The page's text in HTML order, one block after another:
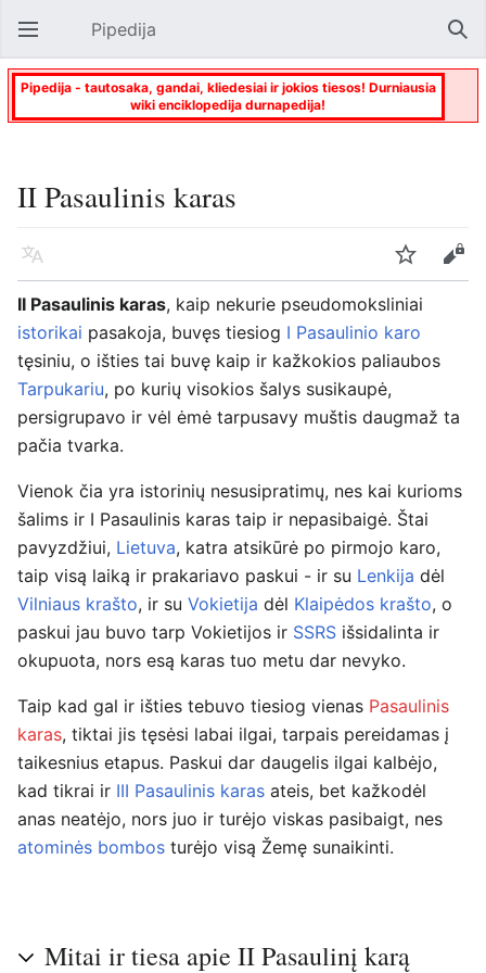
Atverti pagrindinį meniu Pipedija
Pipedija - tautosaka, gandai, kliedesiai ir jokios tiesos! Durniausia
wiki enciklopedija durnapedija!
II Pasaulinis karas
Kalba Stebėti
Keisti
II Pasaulinis karas, kaip nekurie pseudomoksliniai
istorikai pasakoja, buvęs tiesiog I Pasaulinio karo
tęsiniu, o išties tai buvę kaip ir kažkokios paliaubos
Tarpukariu, po kurių visokios šalys susikaupė,
persigrupavo ir vėl ėmė tarpusavy muštis daugmaž ta
pačia tvarka.
Vienok čia yra istorinių nesusipratimų, nes kai kurioms
šalims ir I Pasaulinis karas taip ir nepasibaigė. Štai
pavyzdžiui, Lietuva, katra atsikūrė po pirmojo karo,
taip visą laiką ir prakariavo paskui - ir su Lenkija dėl
Vilniaus krašto, ir su Vokietija dėl Klaipėdos krašto, o
paskui jau buvo tarp Vokietijos ir SSRS išsidalinta ir
okupuota, nors esą karas tuo metu dar nevyko.
Taip kad gal ir išties tebuvo tiesiog vienas Pasaulinis
karas, tiktai jis tęsėsi labai ilgai, tarpais pereidamas į
taikesnius etapus. Paskui dar daugelis ilgai kalbėjo,
kad tikrai ir III Pasaulinis karas ateis, bet kažkodėl
anas neatėjo, nors juo ir turėjo viskas pasibaigt, nes
atominės bombos turėjo visą Žemę sunaikinti.
Mitai ir tiesa apie II Pasaulinį karą